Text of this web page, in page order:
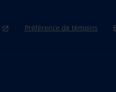
Préférence de témoins